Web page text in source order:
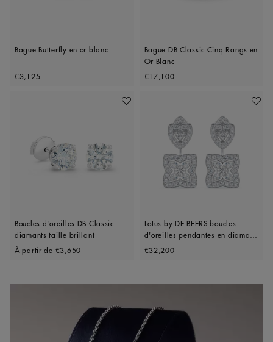
Bague Butterfly en or blanc
Original price
€3,125
Bague DB Classic Cinq Rangs en
Or Blanc
Original price
€17,100
Ajouter À Ma Wishlist
Boucles d'oreilles DB Classic
diamants taille brillant
Original price
À partir de €3,650
Lotus by DE BEERS boucles
d'oreilles pendantes en diamant
et or blanc
Original price
€32,200